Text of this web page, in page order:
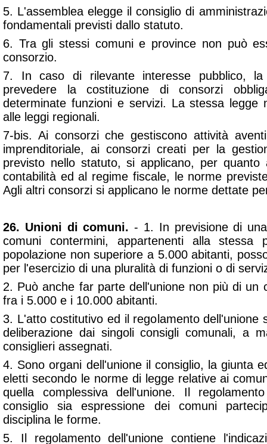
5. L'assemblea elegge il consiglio di
fondamentali previsti dallo statuto.
6. Tra gli stessi comuni e province non può
consorzio.
7. In caso di rilevante interesse pubblico,
prevedere la costituzione di consorzi
determinate funzioni e servizi. La stessa legge
alle leggi regionali.
7-bis. Ai consorzi che gestiscono attività
imprenditoriale, ai consorzi creati per la
previsto nello statuto, si applicano, per quanto
contabilità ed al regime fiscale, le norme
Agli altri consorzi si applicano le norme dettate
26. Unioni di comuni.- 1. In previsione di
comuni contermini, appartenenti alla stessa
popolazione non superiore a 5.000 abitanti,
per l'esercizio di una pluralità di funzioni o di
2. Può anche far parte dell'unione non più di un
fra i 5.000 e i 10.000 abitanti.
3. L'atto costitutivo ed il regolamento dell'unione
deliberazione dai singoli consigli comunali, a
consiglieri assegnati.
4. Sono organi dell'unione il consiglio, la giunta
eletti secondo le norme di legge relative ai
quella complessiva dell'unione. Il
consiglio sia espressione dei comuni
disciplina le forme.
5. Il regolamento dell'unione contiene